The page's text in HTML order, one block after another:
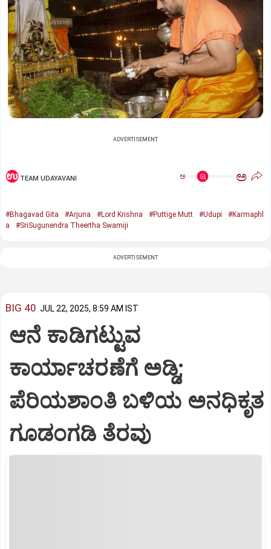
ADVERTISEMENT
TEAM UDAYAVANI ಅ ಅ
#Bhagavad Gita #Arjuna #Lord Krishna #Puttige Mutt #Udupi
#Karmaphl
a
#SriSugunendra Theertha Swamiji
ADVERTISEMENT
BIG 40 JUL 22, 2025, 8:59 AM IST
ಆನೆ ಕಾಡಿಗಟ್ಟುವ
ಕಾರ್ಯಾಚರಣೆಗೆ ಅಡ್ಡಿ;
ಪೆರಿಯಶಾಂತಿ ಬಳಿಯ ಅನಧಿಕೃತ
ಗೂಡಂಗಡಿ ತೆರವು